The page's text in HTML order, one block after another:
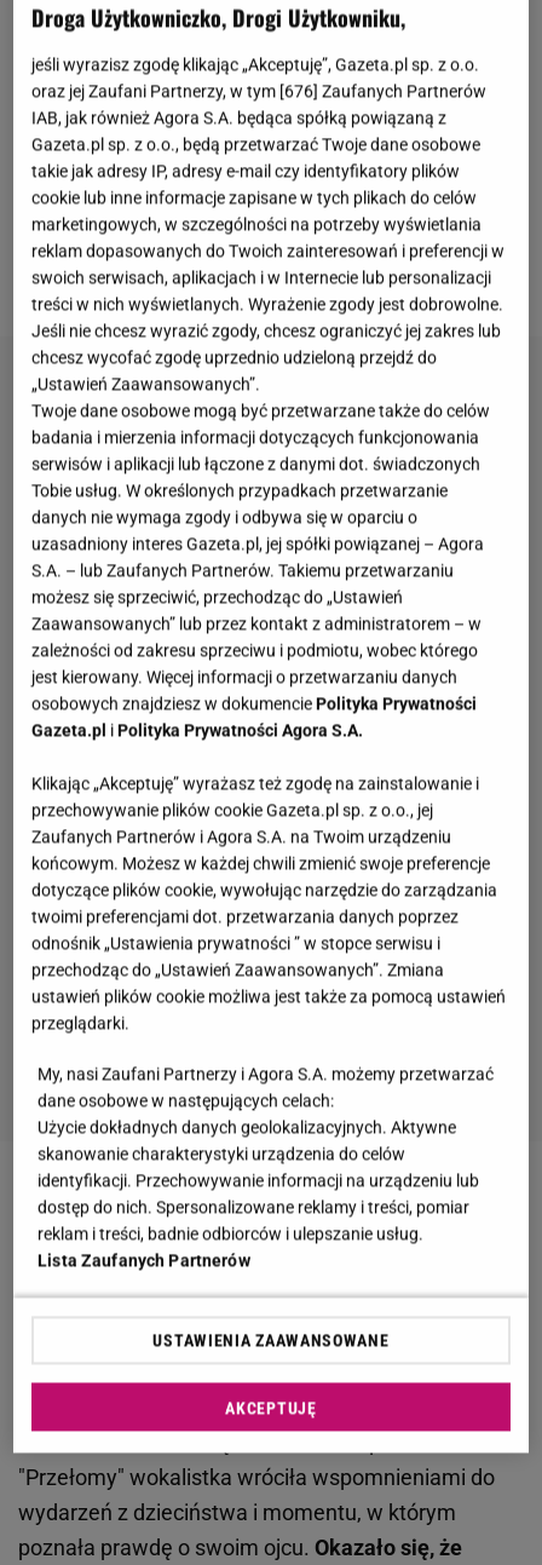
Rodzina Steczkowskich od wielu lat wzbudza
zainteresowanie opinii publicznej. Choć największą
popularność zdobyłaJustyna Steczkowska , także
historie jej rodzeństwa często przyciągają uwagę
mediów. Jedną z najbardziej poruszających
opowieści podzieliła sięAgata Steczkowska,
najstarsza z rodzeństwa, która opowiedziała o
niezwykłej przeszłości swoich rodziców.
Zobacz wideoAlicja Janosz o show Steczkowskiej.
O "tanich wygibasach" nie ma mowy
Agata Steczkowska wspomina trudny moment z
dzieciństwa. Jako nastolatka dowiedziała się, że jej
ojciec był księdzem
"Przełomy" wokalistka wróciła wspomnieniami do
wydarzeń z dzieciństwa i momentu, w którym
poznała prawdę o swoim ojcu. Okazało się, że
Droga Użytkowniczko, Drogi Użytkowniku,
jeśli wyrazisz zgodę klikając „Akceptuję”, Gazeta.pl sp. z o.o.
oraz jej Zaufani Partnerzy, w tym [676] Zaufanych Partnerów
IAB, jak również Agora S.A. będąca spółką powiązaną z
Gazeta.pl sp. z o.o., będą przetwarzać Twoje dane osobowe
takie jak adresy IP, adresy e-mail czy identyfikatory plików
cookie lub inne informacje zapisane w tych plikach do celów
marketingowych, w szczególności na potrzeby wyświetlania
reklam dopasowanych do Twoich zainteresowań i preferencji w
swoich serwisach, aplikacjach i w Internecie lub personalizacji
treści w nich wyświetlanych. Wyrażenie zgody jest dobrowolne.
Jeśli nie chcesz wyrazić zgody, chcesz ograniczyć jej zakres lub
chcesz wycofać zgodę uprzednio udzieloną przejdź do
„Ustawień Zaawansowanych”.
Twoje dane osobowe mogą być przetwarzane także do celów
badania i mierzenia informacji dotyczących funkcjonowania
serwisów i aplikacji lub łączone z danymi dot. świadczonych
Tobie usług. W określonych przypadkach przetwarzanie
danych nie wymaga zgody i odbywa się w oparciu o
uzasadniony interes Gazeta.pl, jej spółki powiązanej – Agora
S.A. – lub Zaufanych Partnerów. Takiemu przetwarzaniu
możesz się sprzeciwić, przechodząc do „Ustawień
Zaawansowanych” lub przez kontakt z administratorem – w
zależności od zakresu sprzeciwu i podmiotu, wobec którego
jest kierowany. Więcej informacji o przetwarzaniu danych
osobowych znajdziesz w dokumencie Polityka Prywatności
Gazeta.pl i Polityka Prywatności Agora S.A.
Klikając „Akceptuję” wyrażasz też zgodę na zainstalowanie i
przechowywanie plików cookie Gazeta.pl sp. z o.o., jej
Zaufanych Partnerów i Agora S.A. na Twoim urządzeniu
końcowym. Możesz w każdej chwili zmienić swoje preferencje
dotyczące plików cookie, wywołując narzędzie do zarządzania
twoimi preferencjami dot. przetwarzania danych poprzez
odnośnik „Ustawienia prywatności ” w stopce serwisu i
przechodząc do „Ustawień Zaawansowanych”. Zmiana
ustawień plików cookie możliwa jest także za pomocą ustawień
przeglądarki.
My, nasi Zaufani Partnerzy i Agora S.A. możemy przetwarzać
dane osobowe w następujących celach:
Użycie dokładnych danych geolokalizacyjnych. Aktywne
skanowanie charakterystyki urządzenia do celów
identyfikacji. Przechowywanie informacji na urządzeniu lub
dostęp do nich. Spersonalizowane reklamy i treści, pomiar
reklam i treści, badnie odbiorców i ulepszanie usług.
Lista Zaufanych Partnerów
USTAWIENIA ZAAWANSOWANE
AKCEPTUJĘ